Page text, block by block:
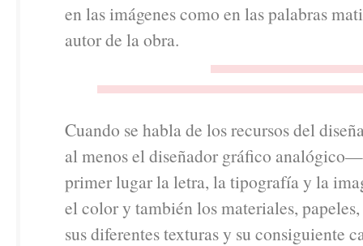
en las imágenes como en las palabras
autor de la obra.
Cuando se habla de los recursos del
al menos el diseñador gráfico
primer lugar la letra, la tipografía y la
el color y también los materiales,
sus diferentes texturas y su consiguiente